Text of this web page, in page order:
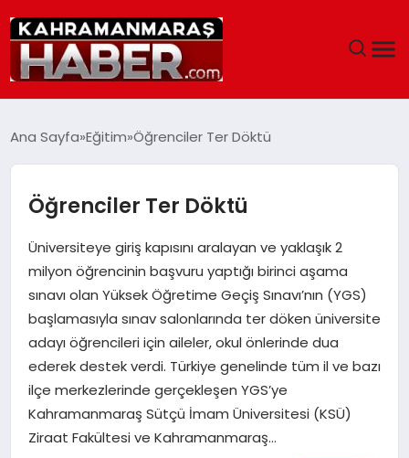
SIYASET
EĞITIM
EKONOMI
SAĞLIK
GENEL
SPOR
Ana Sayfa Eğitim Öğrenciler Ter Döktü
Öğrenciler Ter Döktü
Üniversiteye giriş kapısını aralayan ve yaklaşık 2
milyon öğrencinin başvuru yaptığı birinci aşama
sınavı olan Yüksek Öğretime Geçiş Sınavı’nın (YGS)
başlamasıyla sınav salonlarında ter döken üniversite
adayı öğrencileri için aileler, okul önlerinde dua
ederek destek verdi. Türkiye genelinde tüm il ve bazı
ilçe merkezlerinde gerçekleşen YGS’ye
Kahramanmaraş Sütçü İmam Üniversitesi (KSÜ)
Ziraat Fakültesi ve Kahramanmaraş…